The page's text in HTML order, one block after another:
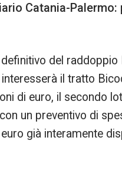
Catania-
del raddoppio
il tratto
di euro, il secondo
un preventivo di
già interamente